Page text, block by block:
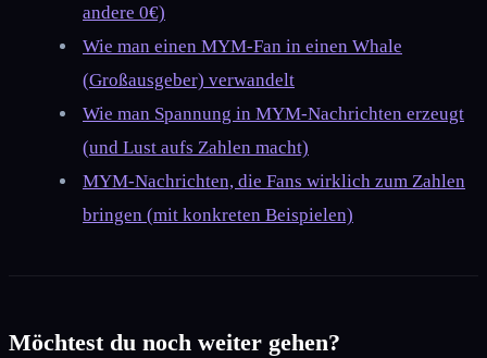
andere 0€)
Wie man einen MYM-Fan in einen Whale
(Großausgeber) verwandelt
Wie man Spannung in MYM-Nachrichten erzeugt
(und Lust aufs Zahlen macht)
MYM-Nachrichten, die Fans wirklich zum Zahlen
bringen (mit konkreten Beispielen)
Möchtest du noch weiter gehen?